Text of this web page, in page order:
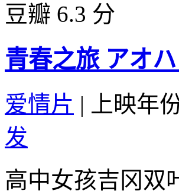
豆瓣 6.3 分
青春之旅 アオ
爱情片 | 上映年
发
高中女孩吉冈双